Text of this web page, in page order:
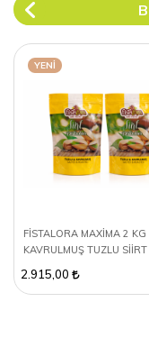
FİSTALORA MAXİMA 2 KG
KAVRULMUŞ TUZLU SİİRT
2.915,00
YENI